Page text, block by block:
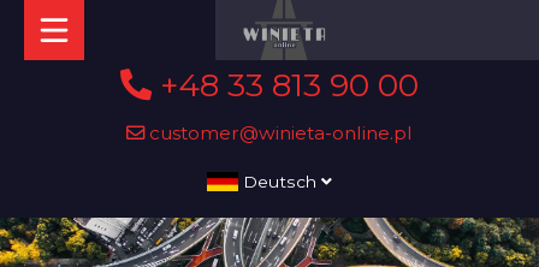
+48 33 813 90 00
customer@winieta-online.pl
Deutsch